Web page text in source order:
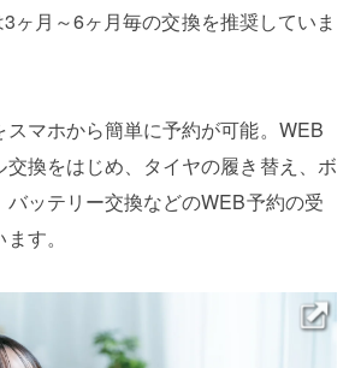
ヶ月～6ヶ月毎の交換を推奨していま
スマホから簡単に予約が可能。WEB
換をはじめ、タイヤの履き替え、ボ
ッテリー交換などのWEB予約の受
す。